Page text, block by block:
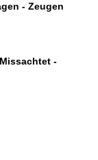
- Zeugen
-